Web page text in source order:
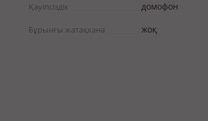
Қауіпсіздік домофон
Бұрынғы жатақхана жоқ